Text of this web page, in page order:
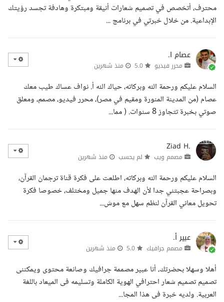
محترف، أتخصص في تصميم شعارات أنيقة ومبتكرة وهادفة تجسد رؤيتك
الإبداعية. من خلال خبرتي في برنامج ...
عصام ا.
محرر فيديو منذ شهرين
السلام عليكم ورحمة الله وبركاته، حياك الله أ. نواف عساك طيب معك
عصام (من المدينة المنورة ومقيم في مصر)، محرر فيديو، مصمم، ومعلق
صوتي بخبرة تتجاوز 8 سنوات. ( مما...
Ziad H.
مصمم ويب لم يحسب منذ شهرين
السلام عليكم ورحمة الله وبركاته، اطلعت على فكرة قناة ترجمان القرآن،
وبصراحة عجبتني جدا لأن الهدف منها جميل ومختلف، خصوصا فكرة
تحويل معاني القرآن لنظم سهل مع موش...
عبير أ.
مصمم جرافيك منذ شهرين
أهلا وسهلا بحضرتك، أنا عبير مصممة جرافيك وصانعة محتوى ويمكننى
تصميم تصميم شعار احترافي الهوية الكاملة وتسليمه فى الميعاد باللغة
العربية. ولديه خبرة فى هذا المجا...